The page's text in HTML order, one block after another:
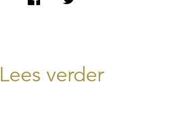
Lees verder